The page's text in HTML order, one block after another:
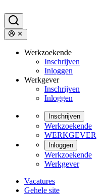
Werkzoekende
Inschrijven
Inloggen
Werkgever
Inschrijven
Inloggen
Inschrijven
Werkzoekende
WERKGEVER
Inloggen
Werkzoekende
Werkgever
Vacatures
Gehele site